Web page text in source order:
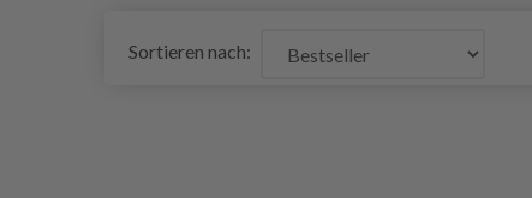
Sortieren nach: